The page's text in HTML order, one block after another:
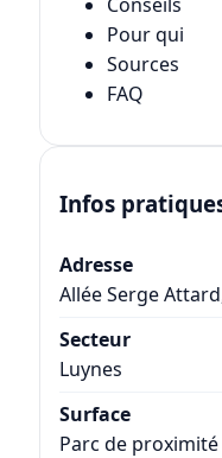
Pour qui
Sources
FAQ
Infos
Adresse
Allée Serge
Secteur
Luynes
Surface
Parc de